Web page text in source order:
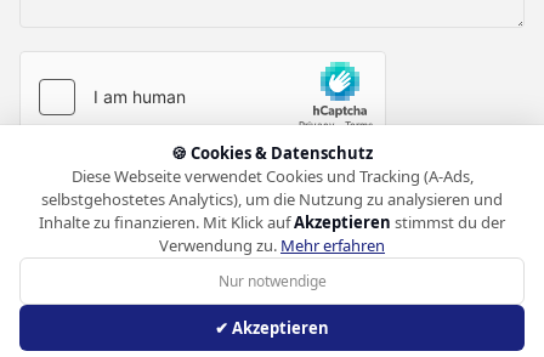
Nachricht senden
© 2008–2026 CSTRSK Software. Alle Rechte vorbehalten.
FRP
🍪 Cookies & Datenschutz
Diese Webseite verwendet Cookies und Tracking (A-Ads,
selbstgehostetes Analytics), um die Nutzung zu analysieren und
Inhalte zu finanzieren. Mit Klick aufAkzeptieren stimmst du der
Verwendung zu. Mehr erfahren
Nur notwendige
✔ Akzeptieren